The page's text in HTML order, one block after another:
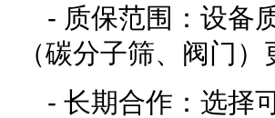
- 质保范围：设备
（碳分子筛、阀门
- 长期合作：选择